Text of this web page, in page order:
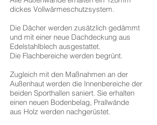
dickes Vollwärmeschutzsystem.
Die Dächer werden zusätzlich gedämmt
und mit einer neue Dachdeckung aus
Edelstahlblech ausgestattet.
Die Flachbereiche werden begrünt.
Zugleich mit den Maßnahmen an der
Außenhaut werden die Innenbereiche der
beiden Sporthallen saniert. Sie erhalten
einen neuen Bodenbelag, Prallwände
aus Holz werden nachgerüstet.